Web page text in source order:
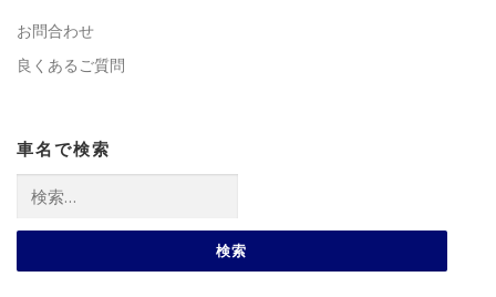
お問合わせ
良くあるご質問
車名で検索
索: